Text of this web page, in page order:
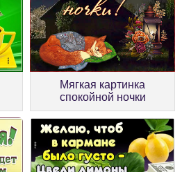
Мягкая картинка
спокойной ночки